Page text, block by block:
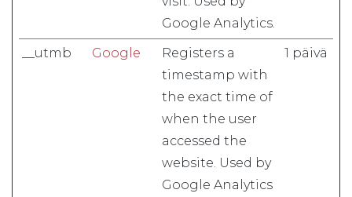
Google Analytics.
__utmb Google
Registers a
timestamp with
the exact time of
when the user
accessed the
website. Used by
Google Analytics
1 päivä